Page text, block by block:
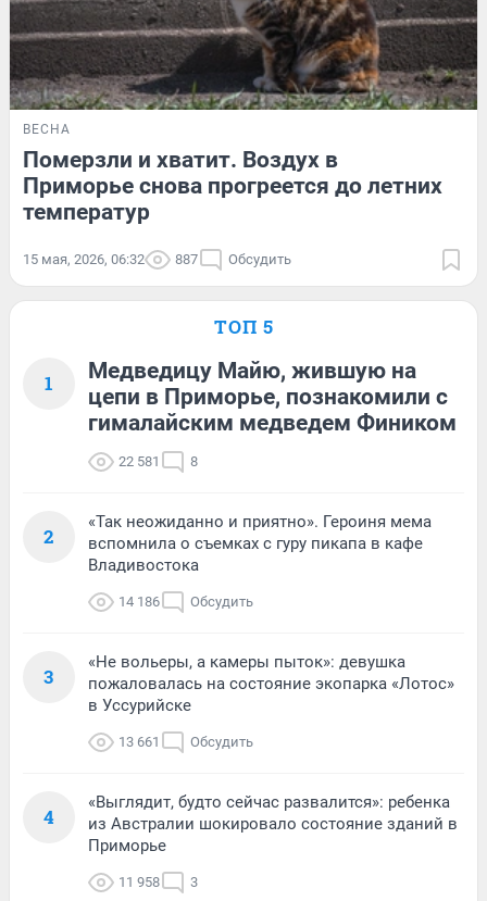
ВЕСНА
Померзли и хватит. Воздух в
Приморье снова прогреется до летних
температур
15 мая, 2026, 06:32 887 Обсудить
ТОП 5
1
Медведицу Майю, жившую на
цепи в Приморье, познакомили с
гималайским медведем Фиником
22 581 8
2
«Так неожиданно и приятно». Героиня мема
вспомнила о съемках с гуру пикапа в кафе
Владивостока
14 186 Обсудить
3
«Не вольеры, а камеры пыток»: девушка
пожаловалась на состояние экопарка «Лотос»
в Уссурийске
13 661 Обсудить
4
«Выглядит, будто сейчас развалится»: ребенка
из Австралии шокировало состояние зданий в
Приморье
11 958 3